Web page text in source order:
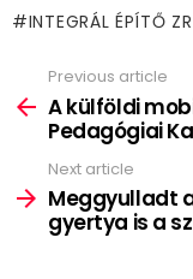
INTEGRÁL ÉPÍTŐ
more
Previous article
A külföldi
Pedagógiai
Next article
Meggyulladt
gyertya is a